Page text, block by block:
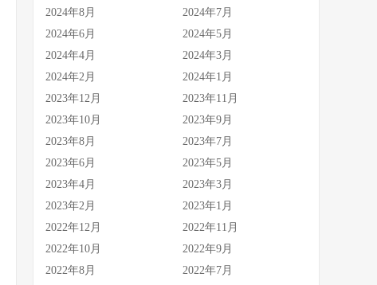
2024年8月
2024年7月
2024年6月
2024年5月
2024年4月
2024年3月
2024年2月
2024年1月
2023年12月
2023年11月
2023年10月
2023年9月
2023年8月
2023年7月
2023年6月
2023年5月
2023年4月
2023年3月
2023年2月
2023年1月
2022年12月
2022年11月
2022年10月
2022年9月
2022年8月
2022年7月